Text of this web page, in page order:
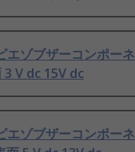
エゾブザーコンポー
3 V dc 15V dc
エゾブザーコンポー